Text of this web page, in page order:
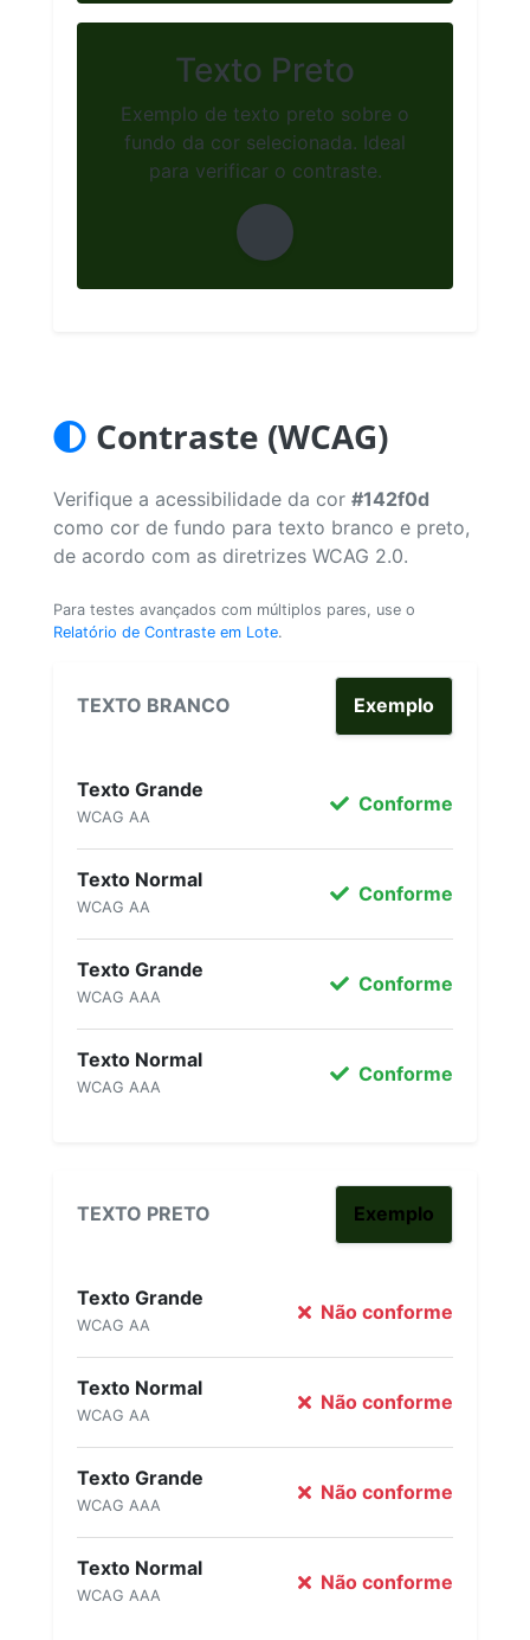
Texto Preto
Exemplo de texto preto sobre o
fundo da cor selecionada. Ideal
para verificar o contraste.
Contraste (WCAG)
Verifique a acessibilidade da cor #142f0d
como cor de fundo para texto branco e preto,
de acordo com as diretrizes WCAG 2.0.
Para testes avançados com múltiplos pares, use o
Relatório de Contraste em Lote.
TEXTO BRANCO Exemplo
Texto Grande
WCAG AA
Conforme
Texto Normal
WCAG AA
Conforme
Texto Grande
WCAG AAA
Conforme
Texto Normal
WCAG AAA
Conforme
TEXTO PRETO Exemplo
Texto Grande
WCAG AA
Não conforme
Texto Normal
WCAG AA
Não conforme
Texto Grande
WCAG AAA
Não conforme
Texto Normal
WCAG AAA
Não conforme